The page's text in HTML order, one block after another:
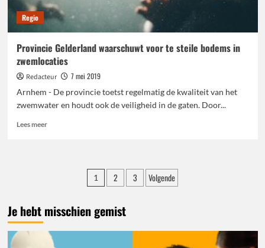
Regio
Provincie Gelderland waarschuwt voor te steile bodems in
zwemlocaties
Redacteur
7 mei 2019
Arnhem - De provincie toetst regelmatig de kwaliteit van het
zwemwater en houdt ook de veiligheid in de gaten. Door...
Lees meerLees
steile
in
zwemlocaties
Berichten
1 2 3 Volgende
Je hebt misschien gemist